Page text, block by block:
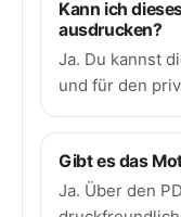
Kann ich
ausdrucken?
Ja. Du kannst
und für den
Gibt es das
Ja. Über den